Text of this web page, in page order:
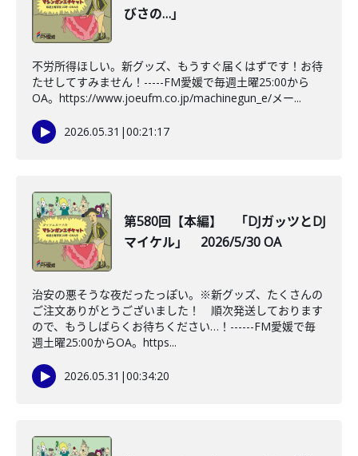
びさの…」
不労所得ほしい。新グッズ、もうすぐ届くはずです！お待
たせしてすみません！-----FM愛媛で毎週土曜25:00から
OA。https://www.joeufm.co.jp/machinegun_e/メー...
2026.05.31 |00:21:17
第580回【本編】 「DJガッツとDJ
マイケル」 2026/5/30 OA
治安の悪そうな夜だったっぽい。※新グッズ、たくさんの
ご注文ありがとうございました！ 順次発送しております
ので、もうしばらくお待ちください…！------FM愛媛で毎
週土曜25:00からOA。https...
2026.05.31 |00:34:20